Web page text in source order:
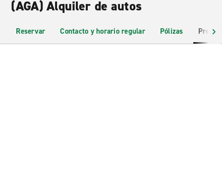
(AGA) Alquiler de autos
Reservar Contacto y horario regular Pólizas